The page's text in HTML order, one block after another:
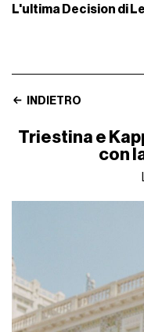
L'ultima Decision di
INDIETRO
Triestina e
con